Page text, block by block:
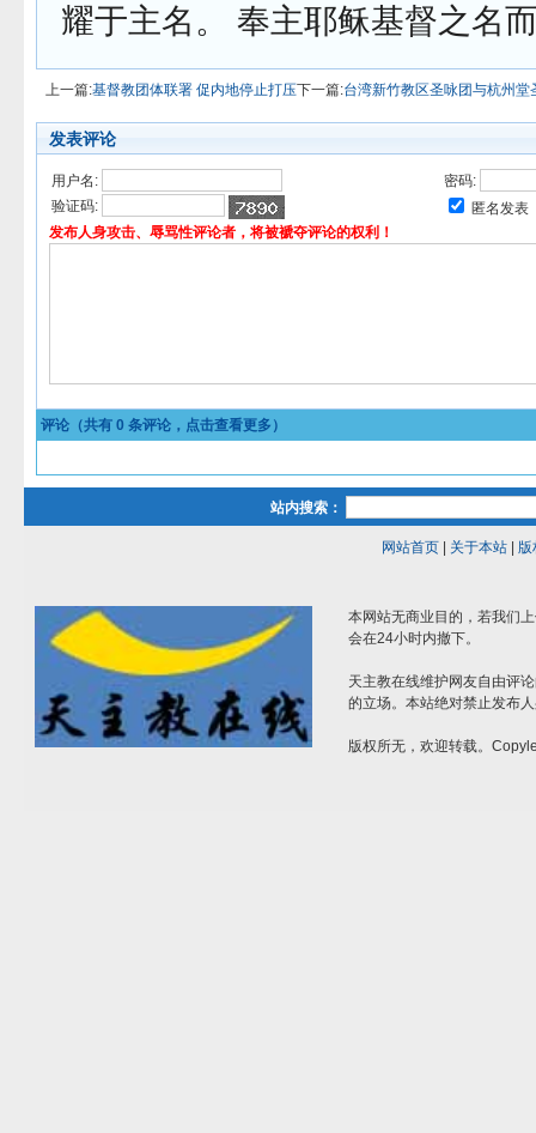
耀于主名。 奉主耶稣基督之名
上一篇:基督教团体联署 促内地停止打压下一篇:台湾新竹教区圣咏团与杭州堂
发表评论
用户名:
密码:
验证码:
匿名发表
发布人身攻击、辱骂性评论者，将被褫夺评论的权利！
评论（共有 0 条评论，点击查看更多）
站内搜索：
网站首页| 关于本站| 版
本网站无商业目的，若我们
会在24小时内撤下。
天主教在线维护网友自由评
的立场。本站绝对禁止发布
版权所无，欢迎转载。